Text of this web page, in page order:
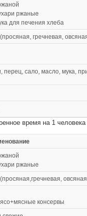
ржаные
для печения хлеба
гречневая,
перец, сало, масло, мука,
время на 1 человека
ржаные
консервы